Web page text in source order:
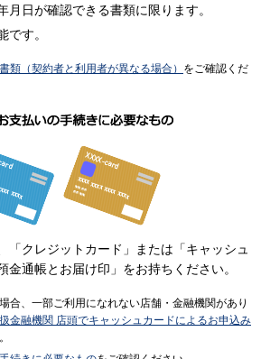
月日が確認できる書類に限ります。
です。
類（契約者と利用者が異なる場合） をご確認くだ
「クレジットカード」または「キャッシュ
金通帳とお届け印」をお持ちください。
合、一部ご利用になれない店舗・金融機関があり
金融機関 店頭でキャッシュカードによるお申込み